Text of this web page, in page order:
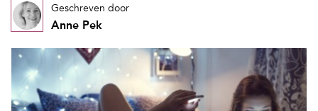
Geschreven door
Anne Pek